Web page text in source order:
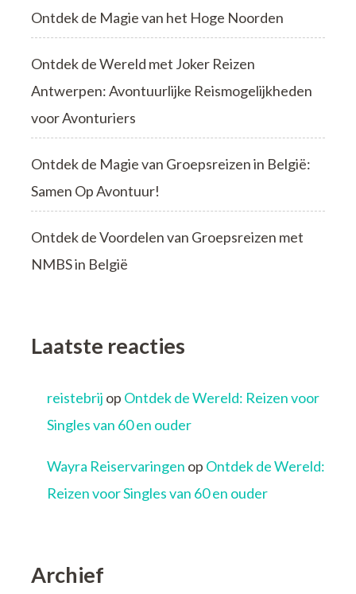
Ontdek de Magie van het Hoge Noorden
Ontdek de Wereld met Joker Reizen
Antwerpen: Avontuurlijke Reismogelijkheden
voor Avonturiers
Ontdek de Magie van Groepsreizen in België:
Samen Op Avontuur!
Ontdek de Voordelen van Groepsreizen met
NMBS in België
Laatste reacties
reistebrij op Ontdek de Wereld: Reizen voor
Singles van 60 en ouder
Wayra Reiservaringen op Ontdek de Wereld:
Reizen voor Singles van 60 en ouder
Archief